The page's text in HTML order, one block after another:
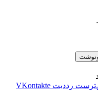
‫رددیت ‫VKontakte